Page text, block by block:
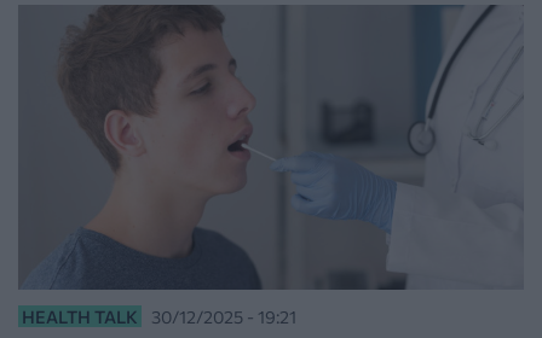
HEALTH TALK 30/12/2025 - 19:21